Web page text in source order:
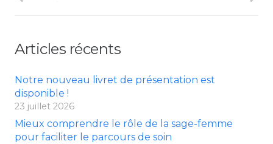
Articles récents
Notre nouveau livret de présentation est
disponible !
23 juillet 2026
Mieux comprendre le rôle de la sage-femme
pour faciliter le parcours de soin